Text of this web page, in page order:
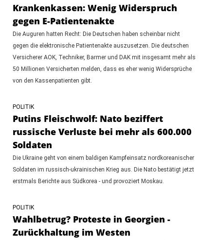
Krankenkassen: Wenig Widerspruch
gegen E-Patientenakte
Die Auguren hatten Recht: Die Deutschen haben scheinbar nicht
gegen die elektronische Patientenakte auszusetzen. Die deutschen
Versicherer AOK, Techniker, Barmer und DAK mit insgesamt mehr als
50 Millionen Versicherten melden, dass es eher wenig Widersprüche
von den Kassenpatienten gibt.
POLITIK
Putins Fleischwolf: Nato beziffert
russische Verluste bei mehr als 600.000
Soldaten
Die Ukraine geht von einem baldigen Kampfeinsatz nordkoreanischer
Soldaten im russisch-ukrainischen Krieg aus. Die Nato bestätigt jetzt
erstmals Berichte aus Südkorea - und provoziert Moskau.
POLITIK
Wahlbetrug? Proteste in Georgien -
Zurückhaltung im Westen